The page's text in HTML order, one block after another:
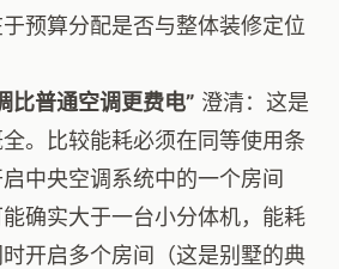
预算分配是否与整体装修定位
比普通空调更费电” 澄清：这是
。比较能耗必须在同等使用条
中央空调系统中的一个房间
确实大于一台小分体机，能耗
开启多个房间（这是别墅的典